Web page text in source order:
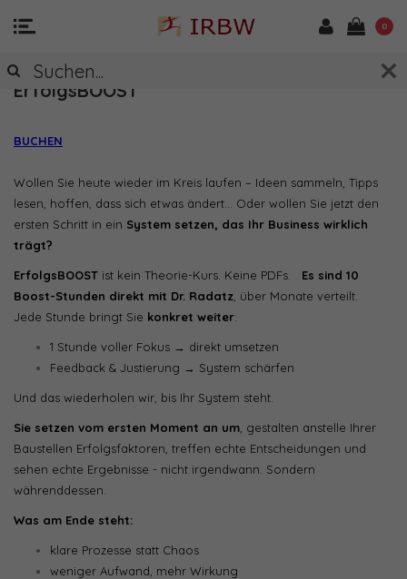
0
ErfolgsBOOST
BUCHEN
Wollen Sie heute wieder im Kreis laufen – Ideen sammeln, Tipps
lesen, hoffen, dass sich etwas ändert… Oder wollen Sie jetzt den
ersten Schritt in ein System setzen, das Ihr Business wirklich
trägt?
ErfolgsBOOST ist kein Theorie-Kurs. Keine PDFs.
Es sind 10
Boost-Stunden direkt mit Dr. Radatz , über Monate verteilt.
Jede Stunde bringt Sie konkret weiter:
1 Stunde voller Fokus → direkt umsetzen
Feedback & Justierung → System schärfen
Und das wiederholen wir, bis Ihr System steht.
Sie setzen vom ersten Moment an um , gestalten anstelle Ihrer
Baustellen Erfolgsfaktoren, treffen echte Entscheidungen und
sehen echte Ergebnisse - nicht irgendwann. Sondern
währenddessen.
Was am Ende steht:
klare Prozesse statt Chaos
weniger Aufwand, mehr Wirkung